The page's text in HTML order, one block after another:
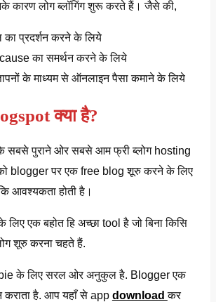
कारण लोग ब्लॉगिंग शुरू करते हैं। जैसे की,
प्रदर्शन करने के लिये
का समर्थन करने के लिये
के माध्यम से ऑनलाइन पैसा कमाने के लिये
क्या है?
सबसे पुराने ओर सबसे आम फ्री ब्लोग hosting
blogger पर एक free blog शूरु करने के लिए
आवश्यकता होती है।
एक बहोत हि अच्छा tool है जो बिना किसि
शूरु करना चहते हैं.
के लिए सरल ओर अनुकुल है. Blogger एक
कराता है. आप यहाँ से app downloadकर